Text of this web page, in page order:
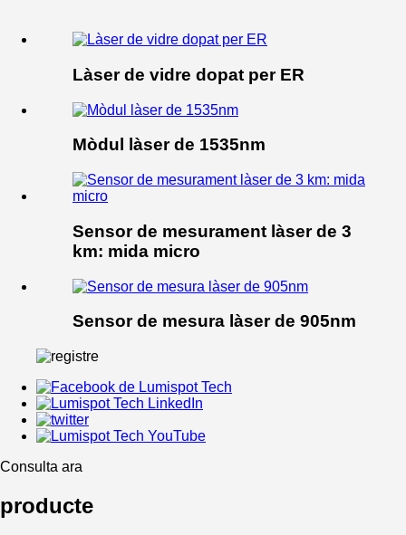
Làser de vidre dopat per ER
Mòdul làser de 1535nm
Sensor de mesurament làser de 3
km: mida micro
Sensor de mesura làser de 905nm
Consulta ara
producte